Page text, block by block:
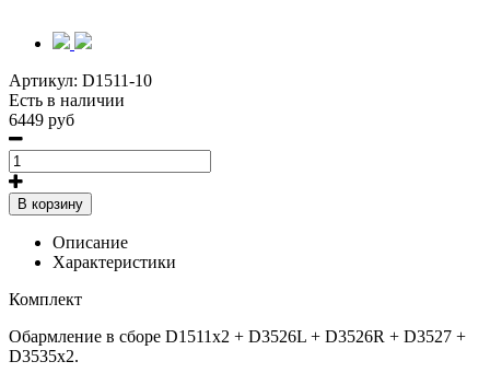
Артикул: D1511-10
Есть в наличии
6449 руб
В корзину
Описание
Характеристики
Комплект
Обармление в сборе D1511х2 + D3526L + D3526R + D3527 +
D3535х2.